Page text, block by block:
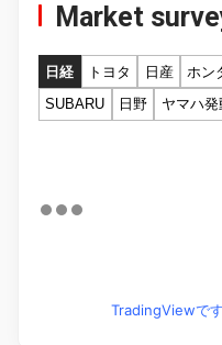
Market
日経 トヨタ 日産 ホン
SUBARU
日野 ヤマハ発
TradingViewで